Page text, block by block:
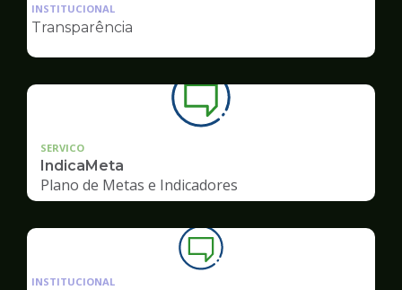
Ouvidoria
INSTITUCIONAL
Transparência
SERVICO
IndicaMeta
Plano de Metas e Indicadores
Ilustração
da
INSTITUCIONAL